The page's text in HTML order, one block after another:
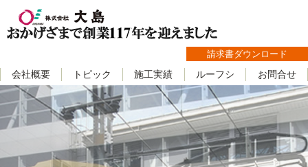
請求書ダウンロード
会社概要 トピック 施工実績 ルーフシ お問合せ